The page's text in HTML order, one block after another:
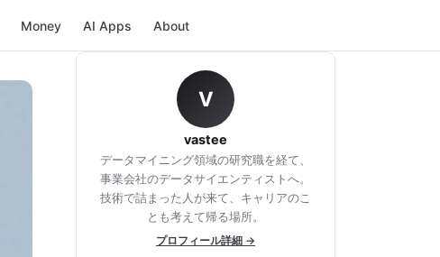
Money AI Apps About
V
vastee
データマイニング領域の研究職を経て、
事業会社のデータサイエンティストへ。
技術で詰まった人が来て、キャリアのこ
とも考えて帰る場所。
プロフィール詳細 →